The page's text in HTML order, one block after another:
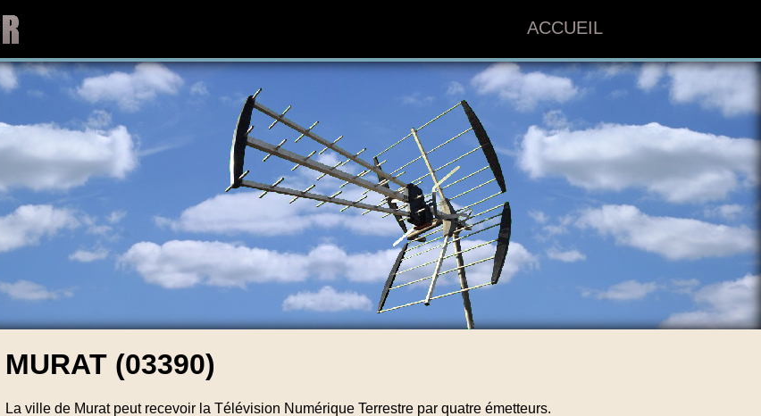
ACCUEIL
MURAT (03390)
La ville de Murat peut recevoir la Télévision Numérique Terrestre par quatre émetteurs.